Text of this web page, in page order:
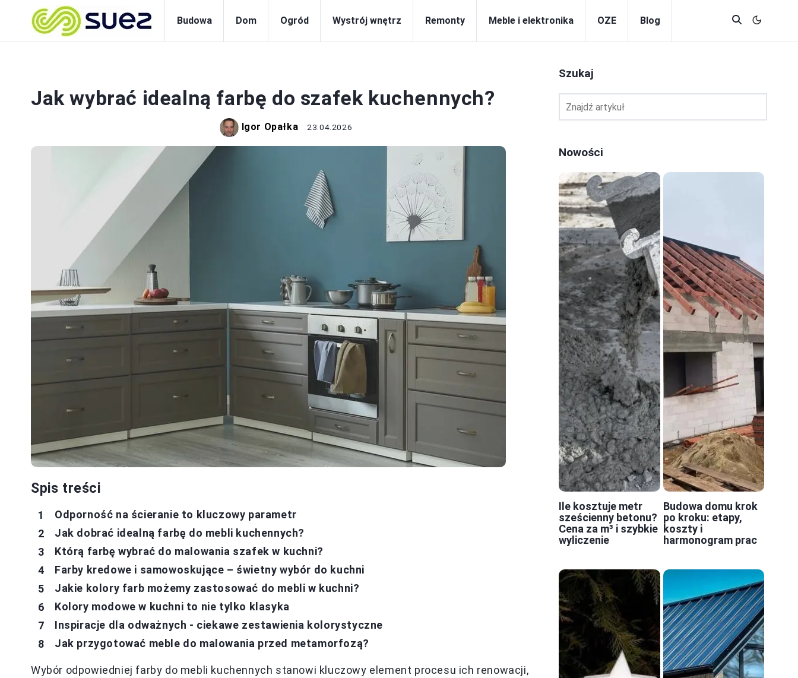
Budowa Dom Ogród Wystrój wnętrz Remonty Meble i elektronika OZE Blog
Jak wybrać idealną farbę do szafek kuchennych?
Igor Opałka 23.04.2026
Spis treści
Odporność na ścieranie to kluczowy parametr
Jak dobrać idealną farbę do mebli kuchennych?
Którą farbę wybrać do malowania szafek w kuchni?
Farby kredowe i samowoskujące – świetny wybór do kuchni
Jakie kolory farb możemy zastosować do mebli w kuchni?
Kolory modowe w kuchni to nie tylko klasyka
Inspiracje dla odważnych - ciekawe zestawienia kolorystyczne
Jak przygotować meble do malowania przed metamorfozą?
Wybór odpowiedniej farby do mebli kuchennych stanowi kluczowy element procesu ich renowacji,
Szukaj
Nowości
Ile kosztuje metr
sześcienny betonu?
Cena za m³ i szybkie
wyliczenie
Budowa domu krok
po kroku: etapy,
koszty i
harmonogram prac